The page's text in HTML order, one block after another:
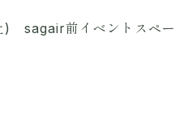
sagair前イベントスペー